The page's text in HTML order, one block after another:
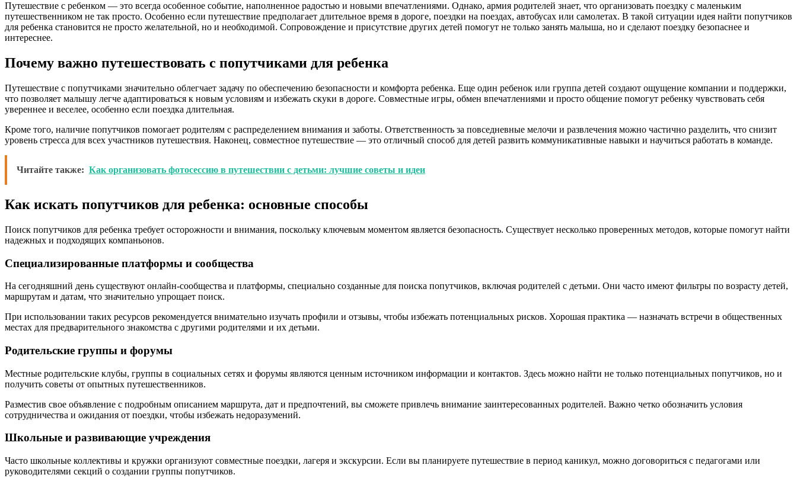
Путешествие с ребенком — это всегда особенное событие, наполненное радостью и новыми впечатлениями. Однако, армия родителей знает, что организовать поездку с маленьким
путешественником не так просто. Особенно если путешествие предполагает длительное время в дороге, поездки на поездах, автобусах или самолетах. В такой ситуации идея найти попутчиков
для ребенка становится не просто желательной, но и необходимой. Сопровождение и присутствие других детей помогут не только занять малыша, но и сделают поездку безопаснее и
интереснее.
Почему важно путешествовать с попутчиками для ребенка
Путешествие с попутчиками значительно облегчает задачу по обеспечению безопасности и комфорта ребенка. Еще один ребенок или группа детей создают ощущение компании и поддержки,
что позволяет малышу легче адаптироваться к новым условиям и избежать скуки в дороге. Совместные игры, обмен впечатлениями и просто общение помогут ребенку чувствовать себя
увереннее и веселее, особенно если поездка длительная.
Кроме того, наличие попутчиков помогает родителям с распределением внимания и заботы. Ответственность за повседневные мелочи и развлечения можно частично разделить, что снизит
уровень стресса для всех участников путешествия. Наконец, совместное путешествие — это отличный способ для детей развить коммуникативные навыки и научиться работать в команде.
Читайте также: Как организовать фотосессию в путешествии с детьми: лучшие советы и идеи
Как искать попутчиков для ребенка: основные способы
Поиск попутчиков для ребенка требует осторожности и внимания, поскольку ключевым моментом является безопасность. Существует несколько проверенных методов, которые помогут найти
надежных и подходящих компаньонов.
Специализированные платформы и сообщества
На сегодняшний день существуют онлайн-сообщества и платформы, специально созданные для поиска попутчиков, включая родителей с детьми. Они часто имеют фильтры по возрасту детей,
маршрутам и датам, что значительно упрощает поиск.
При использовании таких ресурсов рекомендуется внимательно изучать профили и отзывы, чтобы избежать потенциальных рисков. Хорошая практика — назначать встречи в общественных
местах для предварительного знакомства с другими родителями и их детьми.
Родительские группы и форумы
Местные родительские клубы, группы в социальных сетях и форумы являются ценным источником информации и контактов. Здесь можно найти не только потенциальных попутчиков, но и
получить советы от опытных путешественников.
Разместив свое объявление с подробным описанием маршрута, дат и предпочтений, вы сможете привлечь внимание заинтересованных родителей. Важно четко обозначить условия
сотрудничества и ожидания от поездки, чтобы избежать недоразумений.
Школьные и развивающие учреждения
Часто школьные коллективы и кружки организуют совместные поездки, лагеря и экскурсии. Если вы планируете путешествие в период каникул, можно договориться с педагогами или
руководителями секций о создании группы попутчиков.